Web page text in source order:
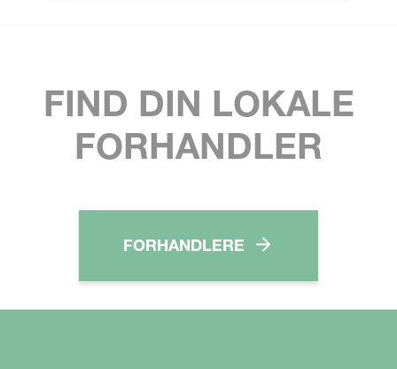
FIND DIN LOKALE
FORHANDLER
FORHANDLERE